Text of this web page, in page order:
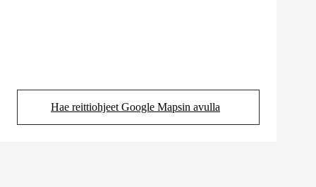
Hae reittiohjeet Google Mapsin avulla
(Aukeaa uudessa välilehdessä)